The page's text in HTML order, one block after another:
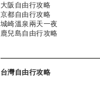
大阪自由行攻略
京都自由行攻略
城崎溫泉兩天一夜
鹿兒島自由行攻略
台灣自由行攻略